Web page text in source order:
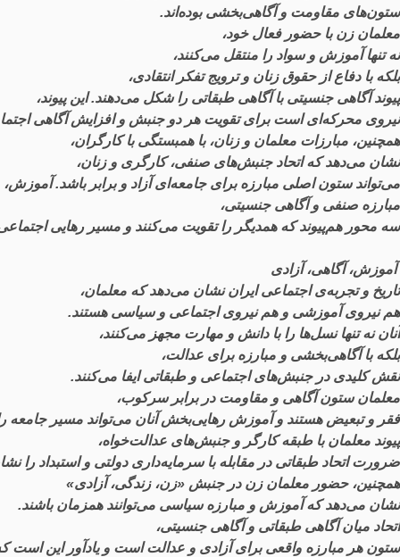
ستونهای مقاومت و آگاهیبخشی بودهاند.
معلمان زن با حضور فعال خود،
نه تنها آموزش و سواد را منتقل میکنند،
بلکه با دفاع از حقوق زنان و ترویج تفکر انتقادی،
پیوند آگاهی جنسیتی با آگاهی طبقاتی را شکل میدهند.این پیوند،
نیروی محرکهای است برای تقویت هر دو جنبش و افزایش آگاهی
همچنین، مبارزات معلمان و زنان،با همبستگی با کارگران،
نشان میدهد که اتحاد جنبشهای صنفی،کارگری و زنان،
میتواند ستون اصلی مبارزه برای جامعهای آزاد و برابر باشد.آموزش،
مبارزه صنفی و آگاهی جنسیتی،
سه محور همپیوند که همدیگر را تقویت میکنند و مسیر رهایی
آموزش،آگاهی،آزادی
تاریخ و تجربهی اجتماعی ایران نشان میدهد که معلمان،
هم نیروی آموزشی و هم نیروی اجتماعی و سیاسی هستند.
آنان نه تنها نسلها را با دانش و مهارت مجهز میکنند،
بلکه با آگاهیبخشی و مبارزه برای عدالت،
نقش کلیدی در جنبشهای اجتماعی و طبقاتی ایفا میکنند.
معلمان ستون آگاهی و مقاومت در برابر سرکوب،
فقر و تبعیض هستند و آموزش رهاییبخش آنان میتواند مسیر جامعه
پیوند معلمان با طبقه کارگر و جنبشهای عدالتخواه،
ضرورت اتحاد طبقاتی در مقابله با سرمایهداری دولتی و استبداد را
همچنین،حضور معلمان زن در جنبش «زن،زندگی،آزادی»
نشان میدهد که آموزش و مبارزه سیاسی میتوانند همزمان باشند.
اتحاد میان آگاهی طبقاتی و آگاهی جنسیتی،
ستون هر مبارزه واقعی برای آزادی و عدالت است و یادآور این است